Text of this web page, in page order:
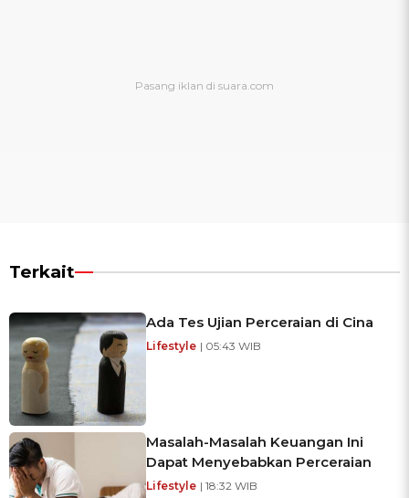
Terkait
Ada Tes Ujian Perceraian di Cina
Lifestyle | 05:43 WIB
Masalah-Masalah Keuangan Ini
Dapat Menyebabkan Perceraian
Lifestyle | 18:32 WIB